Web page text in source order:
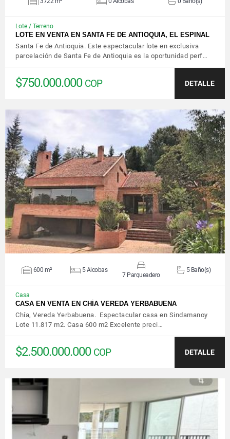
Lote / Terreno
LOTE EN VENTA EN SANTA FE DE ANTIOQUIA, EL ESPINAL
Santa Fe de Antioquia. Este espectacular lote en exclusiva
parcelación de Santa Fe de Antioquia es la oportunidad perf…
$750.000.000 COP DETALLE
VER DETALLES
600 m² 5 Alcobas
7 Parqueadero
5 Baño(s)
Casa
CASA EN VENTA EN CHÍA VEREDA YERBABUENA
Chía, Vereda Yerbabuena. Espectacular casa en Sindamanoy
Lote 11.817 m2. Casa 600 m2 Excelente preci…
$2.500.000.000 COP DETALLE